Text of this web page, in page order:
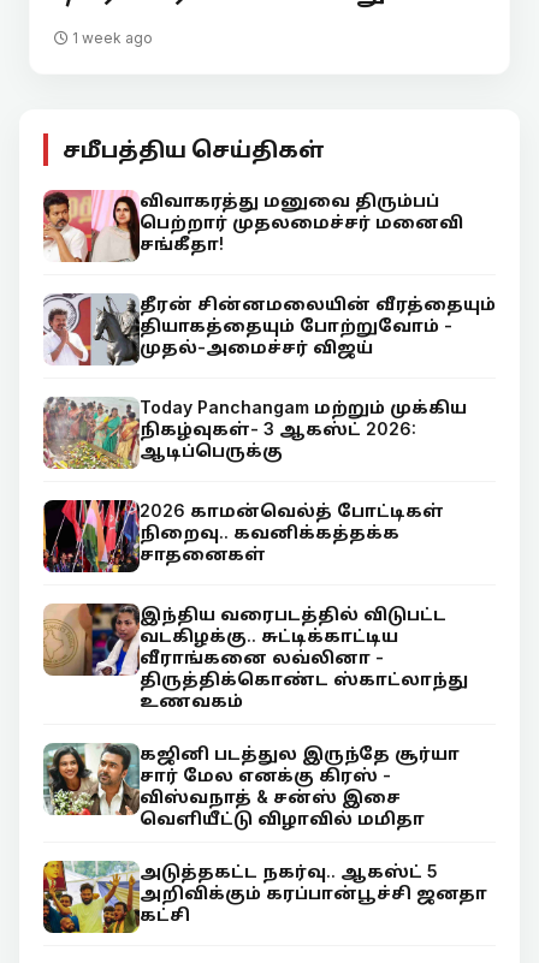
1 week ago
சமீபத்திய செய்திகள்
விவாகரத்து மனுவை திரும்பப்
பெற்றார் முதலமைச்சர் மனைவி
சங்கீதா!
தீரன் சின்னமலையின் வீரத்தையும்
தியாகத்தையும் போற்றுவோம் -
முதல்-அமைச்சர் விஜய்
Today Panchangam மற்றும் முக்கிய
நிகழ்வுகள்- 3 ஆகஸ்ட் 2026:
ஆடிப்பெருக்கு
2026 காமன்வெல்த் போட்டிகள்
நிறைவு.. கவனிக்கத்தக்க
சாதனைகள்
இந்திய வரைபடத்தில் விடுபட்ட
வடகிழக்கு.. சுட்டிக்காட்டிய
வீராங்கனை லவ்லினா -
திருத்திக்கொண்ட ஸ்காட்லாந்து
உணவகம்
கஜினி படத்துல இருந்தே சூர்யா
சார் மேல எனக்கு கிரஸ் -
விஸ்வநாத் & சன்ஸ் இசை
வெளியீட்டு விழாவில் மமிதா
அடுத்தகட்ட நகர்வு.. ஆகஸ்ட் 5
அறிவிக்கும் கரப்பான்பூச்சி ஜனதா
கட்சி